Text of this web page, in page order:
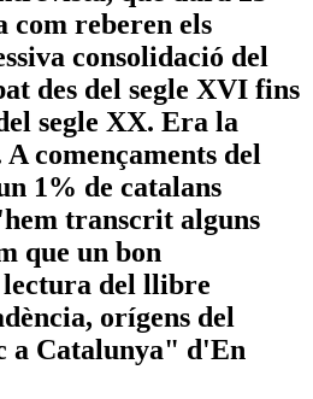
com reberen els
consolidació del
des del segle XVI fins
segle XX. Era la
començaments del
1% de catalans
transcrit alguns
que un bon
lectura del llibre
orígens del
a Catalunya" d'En